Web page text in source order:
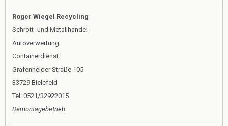
Roger Wiegel Recycling
Schrott- und Metallhandel
Autoverwertung
Containerdienst
Grafenheider Straße 105
33729 Bielefeld
Tel: 0521/32922015
Demontagebetrieb